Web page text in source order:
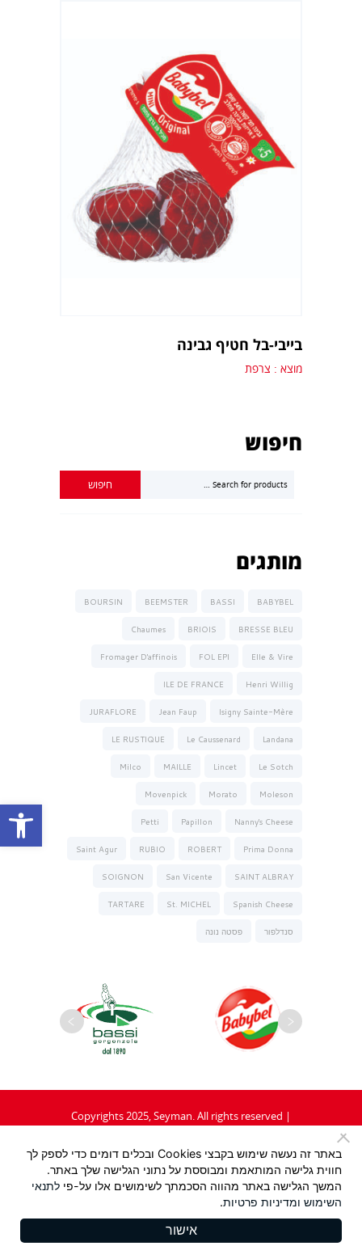
פתח סרגל נגישות
בייבי-בל חטיף גבינה
מוצא : צרפת
חיפוש
מותגים
BABYBEL
BASSI
BEEMSTER
BOURSIN
BRESSE BLEU
BRIOIS
Chaumes
Elle & Vire
FOL EPI
Fromager D'affinois
Henri Willig
ILE DE FRANCE
Isigny Sainte-Mère
Jean Faup
JURAFLORE
Landana
Le Caussenard
LE RUSTIQUE
Le Sotch
Lincet
MAILLE
Milco
Moleson
Morato
Movenpick
Nanny's Cheese
Papillon
Petti
Prima Donna
ROBERT
RUBIO
Saint Agur
SAINT ALBRAY
San Vicente
SOIGNON
Spanish Cheese
St. MICHEL
TARTARE
סנדלפור פסטה נונה
Copyrights 2025, Seyman. All rights reserved |
מדיניות פרטיות
Design: / Tzeela Levin Peled |
באתר זה נעשה שימוש בקבצי Cookies ובכלים דומים כדי לספק לך
חווית גלישה המותאמת ומבוססת על נתוני הגלישה שלך באתר.
המשך הגלישה באתר מהווה הסכמתך לשימושים אלו על-פי לתנאי
השימוש ומדיניות פרטיות.
אישור